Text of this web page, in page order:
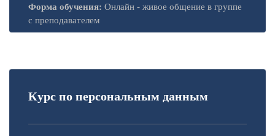
Форма обучения: Онлайн - живое общение в группе
с преподавателем
Курс по персональным данным